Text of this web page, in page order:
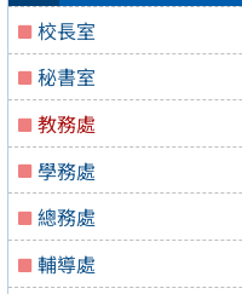
校長室
秘書室
教務處
學務處
總務處
輔導處